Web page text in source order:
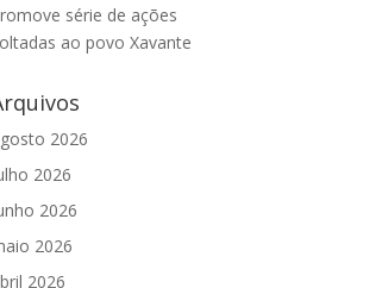
série de ações
ao povo Xavante
2026
2026
2026
2026
2026